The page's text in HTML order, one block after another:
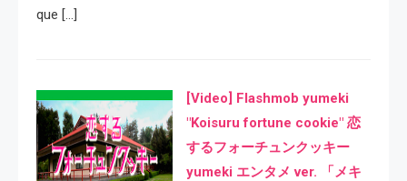
que […]
[Video] Flashmob yumeki
"Koisuru fortune cookie" 恋
するフォーチュンクッキー
yumeki エンタメ ver. 「メキ